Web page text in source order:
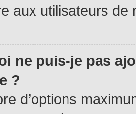
aux utilisateurs de
ne puis-je pas
?
d’options